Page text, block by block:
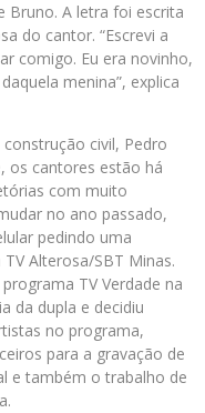
Bruno. A letra foi escrita
do cantor. “Escrevi a
comigo. Eu era novinho,
menina”, explica
civil, Pedro
os cantores estão há
com muito
no ano passado,
pedindo uma
Alterosa/SBT Minas.
TV Verdade na
da dupla e decidiu
no programa,
para a gravação de
e também o trabalho de